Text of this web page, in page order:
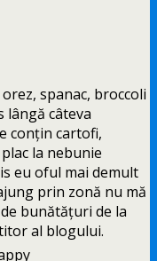
spanac, broccoli
lângă câteva
conțin cartofi,
la nebunie
eu oful mai demult
prin zonă nu mă
bunătățuri de la
al blogului.